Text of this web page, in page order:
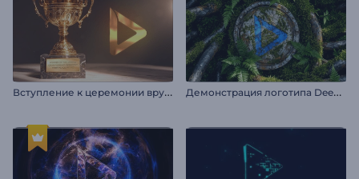
В
ступление к церемонии вручения «Золотого трофея» Д
емонстрация логотипа Deep Forest